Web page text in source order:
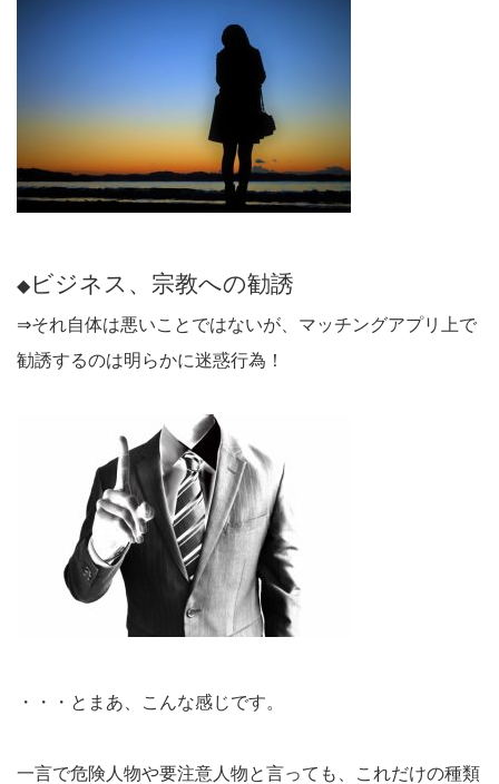
◆ ビジネス、宗教への勧誘
⇒それ自体は悪いことではないが、マッチングアプリ上で
勧誘するのは明らかに迷惑行為！
・・・とまあ、こんな感じです。
一言で危険人物や要注意人物と言っても、これだけの種類